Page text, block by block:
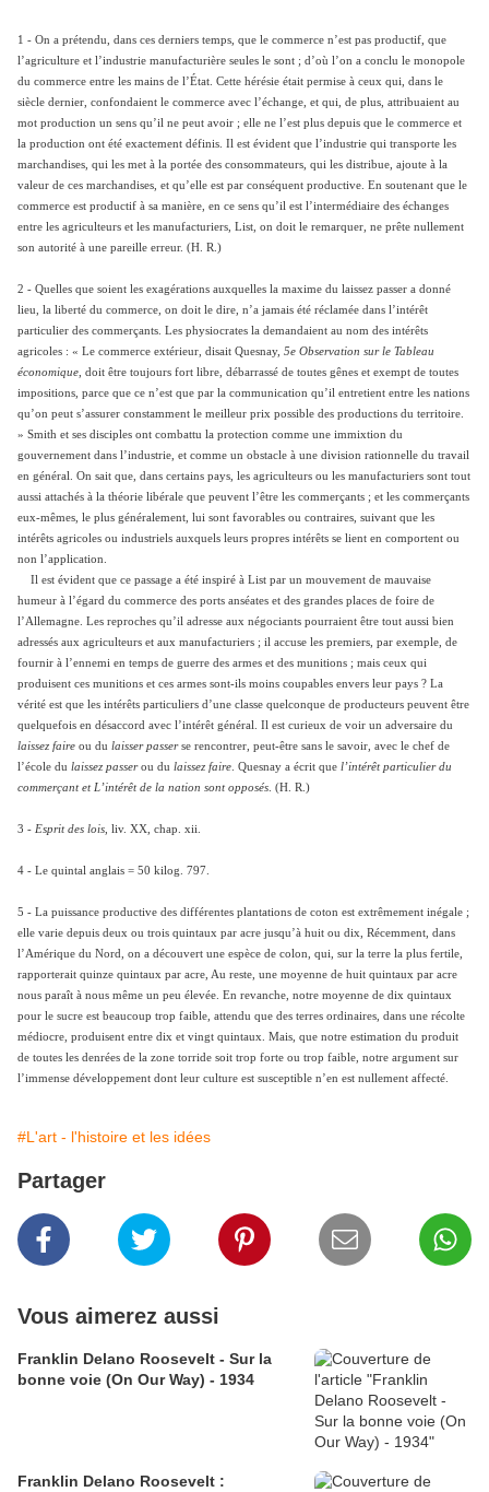
1 - On a prétendu, dans ces derniers temps, que le commerce n’est pas productif, que
l’agriculture et l’industrie manufacturière seules le sont ; d’où l’on a conclu le monopole
du commerce entre les mains de l’État. Cette hérésie était permise à ceux qui, dans le
siècle dernier, confondaient le commerce avec l’échange, et qui, de plus, attribuaient au
mot production un sens qu’il ne peut avoir ; elle ne l’est plus depuis que le commerce et
la production ont été exactement définis. Il est évident que l’industrie qui transporte les
marchandises, qui les met à la portée des consommateurs, qui les distribue, ajoute à la
valeur de ces marchandises, et qu’elle est par conséquent productive. En soutenant que le
commerce est productif à sa manière, en ce sens qu’il est l’intermédiaire des échanges
entre les agriculteurs et les manufacturiers, List, on doit le remarquer, ne prête nullement
son autorité à une pareille erreur. (H. R.)
2 - Quelles que soient les exagérations auxquelles la maxime du laissez passer a donné
lieu, la liberté du commerce, on doit le dire, n’a jamais été réclamée dans l’intérêt
particulier des commerçants. Les physiocrates la demandaient au nom des intérêts
agricoles : « Le commerce extérieur, disait Quesnay, 5e Observation sur le Tableau
économique , doit être toujours fort libre, débarrassé de toutes gênes et exempt de toutes
impositions, parce que ce n’est que par la communication qu’il entretient entre les nations
qu’on peut s’assurer constamment le meilleur prix possible des productions du territoire.
» Smith et ses disciples ont combattu la protection comme une immixtion du
gouvernement dans l’industrie, et comme un obstacle à une division rationnelle du travail
en général. On sait que, dans certains pays, les agriculteurs ou les manufacturiers sont tout
aussi attachés à la théorie libérale que peuvent l’être les commerçants ; et les commerçants
eux-mêmes, le plus généralement, lui sont favorables ou contraires, suivant que les
intérêts agricoles ou industriels auxquels leurs propres intérêts se lient en comportent ou
non l’application.
Il est évident que ce passage a été inspiré à List par un mouvement de mauvaise
humeur à l’égard du commerce des ports anséates et des grandes places de foire de
l’Allemagne. Les reproches qu’il adresse aux négociants pourraient être tout aussi bien
adressés aux agriculteurs et aux manufacturiers ; il accuse les premiers, par exemple, de
fournir à l’ennemi en temps de guerre des armes et des munitions ; mais ceux qui
produisent ces munitions et ces armes sont-ils moins coupables envers leur pays ? La
vérité est que les intérêts particuliers d’une classe quelconque de producteurs peuvent être
quelquefois en désaccord avec l’intérêt général. Il est curieux de voir un adversaire du
laissez faire ou du laisser passerse rencontrer, peut-être sans le savoir, avec le chef de
l’école du laissez passerou du laissez faire . Quesnay a écrit que l’intérêt particulier du
commerçant et L’intérêt de la nation sont opposés . (H. R.)
3 - Esprit des lois , liv. XX, chap. xii.
4 - Le quintal anglais = 50 kilog. 797.
5 - La puissance productive des différentes plantations de coton est extrêmement inégale ;
elle varie depuis deux ou trois quintaux par acre jusqu’à huit ou dix, Récemment, dans
l’Amérique du Nord, on a découvert une espèce de colon, qui, sur la terre la plus fertile,
rapporterait quinze quintaux par acre, Au reste, une moyenne de huit quintaux par acre
nous paraît à nous même un peu élevée. En revanche, notre moyenne de dix quintaux
pour le sucre est beaucoup trop faible, attendu que des terres ordinaires, dans une récolte
médiocre, produisent entre dix et vingt quintaux. Mais, que notre estimation du produit
de toutes les denrées de la zone torride soit trop forte ou trop faible, notre argument sur
l’immense développement dont leur culture est susceptible n’en est nullement affecté.
#L'art - l'histoire et les idées
Partager
Vous aimerez aussi
Franklin Delano Roosevelt - Sur la
bonne voie (On Our Way) - 1934
Franklin Delano Roosevelt :